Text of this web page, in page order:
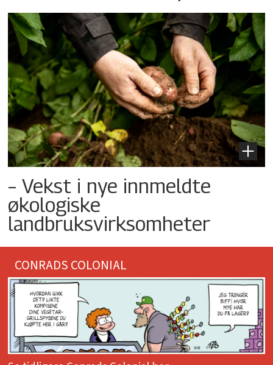
– Vekst i nye innmeldte
økologiske
landbruksvirksomheter
CONRADS COLONIAL